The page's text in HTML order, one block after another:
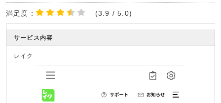
満足度： (3.9 / 5.0)
サービス内容
レイク